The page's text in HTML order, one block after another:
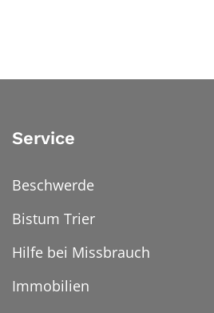
Service
Beschwerde
Bistum Trier
Hilfe bei Missbrauch
Immobilien